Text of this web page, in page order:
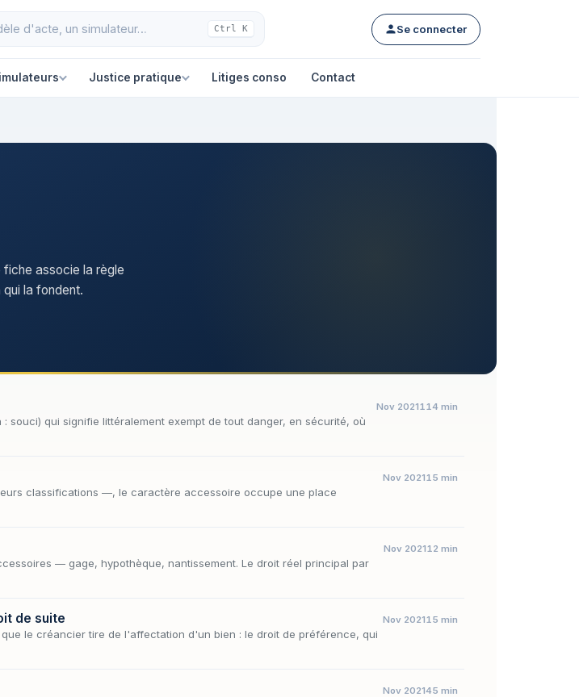
Ctrl K Se connecter
Justice pratique Litiges conso Contact
associe la règle
la fondent.
qui signifie littéralement exempt de tout danger, en sécurité, où
Nov 2021114 min
classifications —, le caractère accessoire occupe une place
Nov 202115 min
— gage, hypothèque, nantissement. Le droit réel principal par
Nov 202112 min
de suite
le créancier tire de l'affectation d'un bien : le droit de préférence, qui
Nov 202115 min
Nov 202145 min